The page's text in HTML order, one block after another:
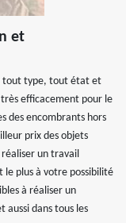
et
tout type, tout état et
efficacement pour le
des encombrants hors
prix des objets
réaliser un travail
le plus à votre possibilité
à réaliser un
aussi dans tous les